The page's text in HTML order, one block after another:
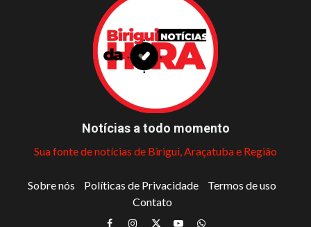
Notícias a todo momento
Sua fonte de notícias de Birigui, Araçatuba e Região
Sobre nós Políticas de Privacidade
Termos de uso
Contato
Facebook
Instagram
TwitterYoutubeWhatsapp